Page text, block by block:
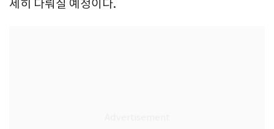
세히 다뤄질 예정이다.